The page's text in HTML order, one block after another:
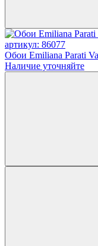
артикул: 86077
Обои Emiliana Parati
Наличие уточняйте